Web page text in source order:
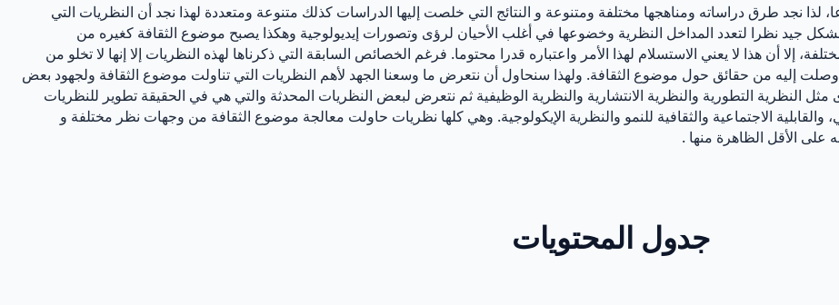
لذا نجد طرق دراساته ومناهجها مختلفة ومتنوعة و النتائج التي خلصت إليها الدراسات كذلك متنوعة ومتعددة لهذا نجد أن النظريات التي
جيد نظرا لتعدد المداخل النظرية وخضوعها في أغلب الأحيان لرؤى وتصورات إيديولوجية وهكذا يصبح موضوع الثقافة كغيره من
إلا أن هذا لا يعني الاستسلام لهذا الأمر واعتباره قدرا محتوما. فرغم الخصائص السابقة التي ذكرناها لهذه النظريات إلا إنها لا تخلو من
إليه من حقائق حول موضوع الثقافة. ولهذا سنحاول أن نتعرض ما وسعنا الجهد لأهم النظريات التي تناولت موضوع الثقافة ولجهود بعض
النظرية التطورية والنظرية الانتشارية والنظرية الوظيفية ثم نتعرض لبعض النظريات المحدثة والتي هي في الحقيقة تطوير للنظريات
والقابلية الاجتماعية والثقافية للنمو والنظرية الإيكولوجية. وهي كلها نظريات حاولت معالجة موضوع الثقافة من وجهات نظر مختلفة و
على الأقل الظاهرة منها .
جدول المحتويات